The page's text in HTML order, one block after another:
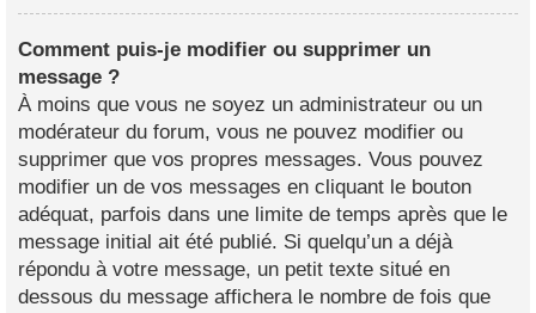
Comment puis-je modifier ou supprimer un
message ?
À moins que vous ne soyez un administrateur ou un
modérateur du forum, vous ne pouvez modifier ou
supprimer que vos propres messages. Vous pouvez
modifier un de vos messages en cliquant le bouton
adéquat, parfois dans une limite de temps après que le
message initial ait été publié. Si quelqu’un a déjà
répondu à votre message, un petit texte situé en
dessous du message affichera le nombre de fois que